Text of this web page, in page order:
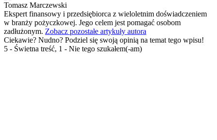
Tomasz Marczewski
Ekspert finansowy i przedsiębiorca z wieloletnim doświadczeniem
w branży pożyczkowej. Jego celem jest pomagać osobom
zadłużonym. Zobacz pozostałe artykuły autora
Ciekawie? Nudno? Podziel się swoją opinią na temat tego wpisu!
5 - Świetna treść, 1 - Nie tego szukałem(-am)